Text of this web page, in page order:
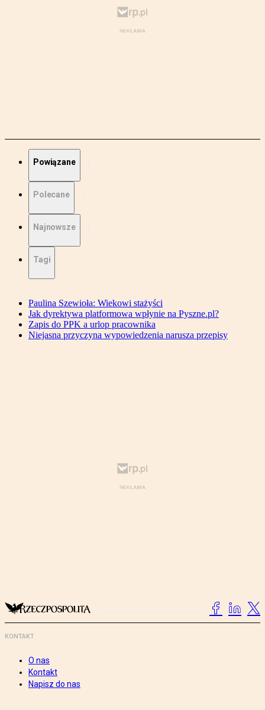
Powiązane
Polecane
Najnowsze
Tagi
Paulina Szewioła: Wiekowi stażyści
Jak dyrektywa platformowa wpłynie na Pyszne.pl?
Zapis do PPK a urlop pracownika
Niejasna przyczyna wypowiedzenia narusza przepisy
KONTAKT
O nas
Kontakt
Napisz do nas